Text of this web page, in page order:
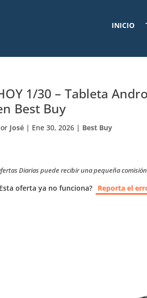
INICIO
1/30 – Tableta
Best Buy
José | Ene 30, 2026 | Best Buy
Diarias puede recibir una pequeña
oferta ya no funciona? Reporta el